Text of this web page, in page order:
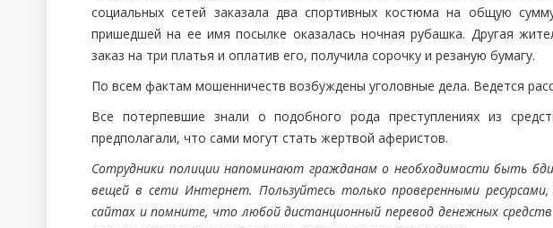
социальных сетей заказала два спортивных костюма на общую
пришедшей на ее имя посылке оказалась ночная рубашка. Другая
заказ на три платья и оплатив его, получила сорочку и резаную бумагу.
По всем фактам мошенничеств возбуждены уголовные дела. Ведется
Все потерпевшие знали о подобного рода преступлениях из
предполагали, что сами могут стать жертвой аферистов.
Сотрудники полиции напоминают гражданам о необходимости быть
вещей в сети Интернет. Пользуйтесь только проверенными
сайтах и помните, что любой дистанционный перевод денежных